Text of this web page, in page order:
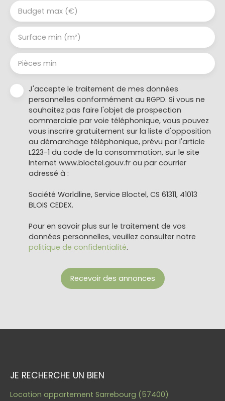
Budget max (€)
Surface min (m²)
Pièces min
J'accepte le traitement de mes données
personnelles conformément au RGPD. Si vous ne
souhaitez pas faire l'objet de prospection
commerciale par voie téléphonique, vous pouvez
vous inscrire gratuitement sur la liste d'opposition
au démarchage téléphonique, prévu par l'article
L223-1 du code de la consommation, sur le site
Internet www.bloctel.gouv.fr ou par courrier
adressé à :
Société Worldline, Service Bloctel, CS 61311, 41013
BLOIS CEDEX.
Pour en savoir plus sur le traitement de vos
données personnelles, veuillez consulter notre
politique de confidentialité.
Recevoir des annonces
JE RECHERCHE UN BIEN
Location appartement Sarrebourg (57400)